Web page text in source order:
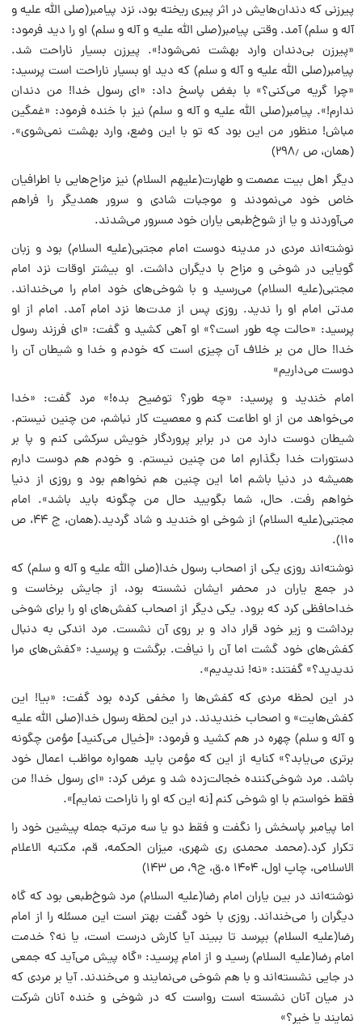
پیرزنی که دندان‌هایش در اثر پیری ریخته بود، نزد پیامبر(صلی الله علیه و
آله و سلم) آمد. وقتی پیامبر(صلی الله علیه و آله و سلم) او را دید فرمود:
«پیرزن بی‌دندان وارد بهشت نمی‌شود!». پیرزن بسیار ناراحت شد.
پیامبر(صلی الله علیه و آله و سلم) که دید او بسیار ناراحت است پرسید:
«چرا گریه می‌کنی؟» با بغض پاسخ داد: «ای رسول خدا! من دندان
ندارم!». پیامبر(صلی الله علیه و آله و سلم) نیز با خنده فرمود: «غمگین
مباش! منظور من این بود که تو با این وضع، وارد بهشت نمی‌شوی».
(همان، ص ۲۹۸٫)
دیگر اهل بیت عصمت و طهارت(علیهم السلام) نیز مزاح‌هایی با اطرافیان
خاص خود می‌نمودند و موجبات شادی و سرور همدیگر را فراهم
می‌آوردند و یا از شوخ‌طبعی یاران خود مسرور می‌شدند.
نوشته‌اند مردی در مدینه دوست امام مجتبی(علیه السلام) بود و زبان
گویایی در شوخی و مزاح با دیگران داشت. او بیشتر اوقات نزد امام
مجتبی(علیه السلام) می‌رسید و با شوخی‌های خود امام را می‌خنداند.
مدتی امام او را ندید. روزی پس از مدت‌ها نزد امام آمد. امام از او
پرسید: «حالت چه طور است؟» او آهی کشید و گفت: «ای فرزند رسول
خدا! حال من بر خلاف آن چیزی است که خودم و خدا و شیطان آن را
دوست می‌داریم»
امام خندید و پرسید: «چه طور؟ توضیح بده!» مرد گفت: «خدا
می‌خواهد من از او اطاعت کنم و معصیت کار نباشم، من چنین نیستم.
شیطان دوست دارد من در برابر پروردگار خویش سرکشی کنم و پا بر
دستورات خدا بگذارم اما من چنین نیستم. و خودم هم دوست دارم
همیشه در دنیا باشم اما این چنین هم نخواهم بود و روزی از دنیا
خواهم رفت. حال، شما بگویید حال من چگونه باید باشد». امام
مجتبی(علیه السلام) از شوخی او خندید و شاد گردید.(همان، ج ۴۴، ص
۱۱۰).
نوشته‌اند روزی یکی از اصحاب رسول خدا(صلی الله علیه و آله و سلم) که
در جمع یاران در محضر ایشان نشسته بود، از جایش برخاست و
خداحافظی کرد که برود. یکی دیگر از اصحاب کفش‌های او را برای شوخی
برداشت و زیر خود قرار داد و بر روی آن نشست. مرد اندکی به دنبال
کفش‌های خود گشت اما آن را نیافت. برگشت و پرسید: «کفش‌های مرا
ندیدید؟» گفتند: «نه! ندیدیم».
در این لحظه مردی که کفش‌ها را مخفی کرده بود گفت: «بیا! این
کفش‌هایت» و اصحاب خندیدند. در این لحظه رسول خدا(صلی الله علیه
و آله و سلم) چهره در هم کشید و فرمود: «[خیال می‌کنید] مؤمن چگونه
برتری می‌یابد؟» کنایه از این که مؤمن باید همواره مواظب اعمال خود
باشد. مرد شوخی‌کننده خجالت‌زده شد و عرض کرد: «ای رسول خدا! من
فقط خواستم با او شوخی کنم [نه این که او را ناراحت نمایم]».
اما پیامبر پاسخش را نگفت و فقط دو یا سه مرتبه جمله پیشین خود را
تکرار کرد.(محمد محمدی ری شهری، میزان الحکمه، قم، مکتبه الاعلام
الاسلامی، چاپ اول، ۱۴۰۴ ه.ق، ج۹، ص ۱۴۳)
نوشته‌اند در بین یاران امام رضا(علیه السلام) مرد شوخ‌طبعی بود که گاه
دیگران را می‌خنداند. روزی با خود گفت بهتر است این مسئله را از امام
رضا(علیه السلام) بپرسد تا ببیند آیا کارش درست است، یا نه؟ خدمت
امام رضا(علیه السلام) رسید و از امام پرسید: «گاه پیش می‌آید که جمعی
در جایی نشسته‌اند و با هم شوخی می‌نمایند و می‌خندند. آیا بر مردی که
در میان آنان نشسته است رواست که در شوخی و خنده آنان شرکت
نمایند یا خیر؟»